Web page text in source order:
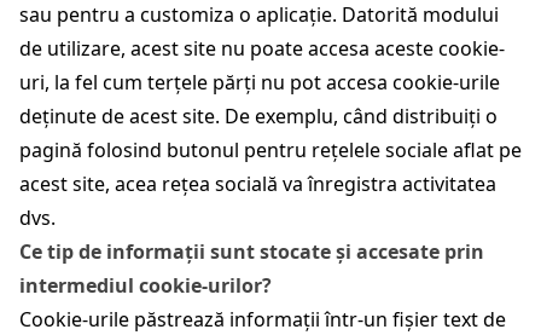
sau pentru a customiza o aplicație. Datorită modului
de utilizare, acest site nu poate accesa aceste cookie-
uri, la fel cum terțele părți nu pot accesa cookie-urile
deținute de acest site. De exemplu, când distribuiți o
pagină folosind butonul pentru rețelele sociale aflat pe
acest site, acea rețea socială va înregistra activitatea
dvs.
Ce tip de informații sunt stocate și accesate prin
intermediul cookie-urilor?
Cookie-urile păstrează informații într-un fișier text de